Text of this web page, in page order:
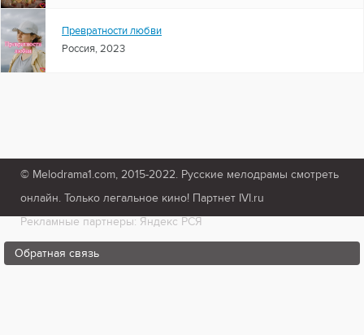
Превратности любви
Россия, 2023
© Melodrama1.com, 2015-2022. Русские мелодрамы смотреть
онлайн. Только легальное кино! Партнет IVI.ru
Рекламные партнеры: Яндекс РСЯ
Обратная связь